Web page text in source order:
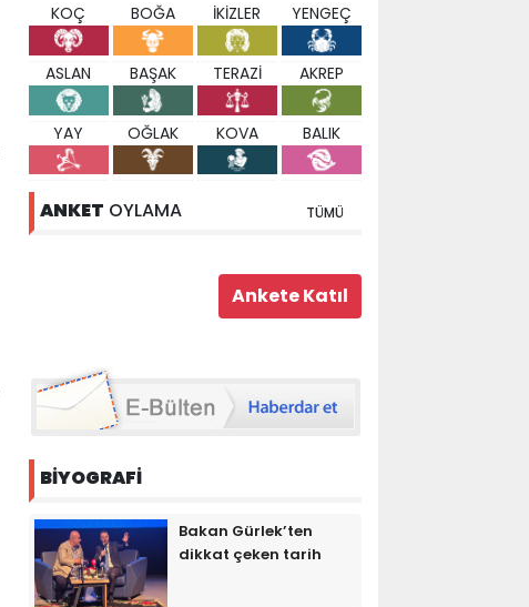
KOÇ BOĞA İKİZLER YENGEÇ
ASLAN BAŞAK TERAZİ AKREP
YAY OĞLAK KOVA BALIK
ANKET OYLAMA TÜMÜ
BİYOGRAFİ
Bakan Gürlek’ten
dikkat çeken tarih